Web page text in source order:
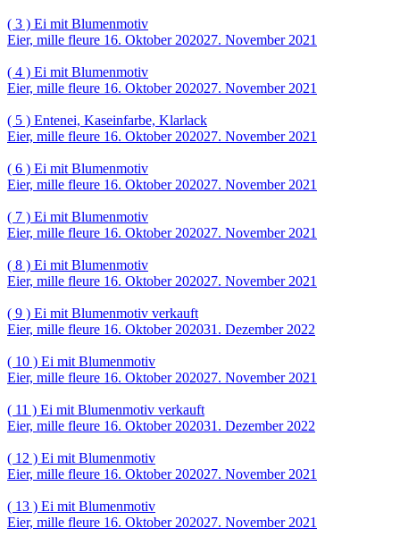
( 3 ) Ei mit Blumenmotiv
Eier, mille fleure 16. Oktober 202027. November 2021
( 4 ) Ei mit Blumenmotiv
Eier, mille fleure 16. Oktober 202027. November 2021
( 5 ) Entenei, Kaseinfarbe, Klarlack
Eier, mille fleure 16. Oktober 202027. November 2021
( 6 ) Ei mit Blumenmotiv
Eier, mille fleure 16. Oktober 202027. November 2021
( 7 ) Ei mit Blumenmotiv
Eier, mille fleure 16. Oktober 202027. November 2021
( 8 ) Ei mit Blumenmotiv
Eier, mille fleure 16. Oktober 202027. November 2021
( 9 ) Ei mit Blumenmotiv verkauft
Eier, mille fleure 16. Oktober 202031. Dezember 2022
( 10 ) Ei mit Blumenmotiv
Eier, mille fleure 16. Oktober 202027. November 2021
( 11 ) Ei mit Blumenmotiv verkauft
Eier, mille fleure 16. Oktober 202031. Dezember 2022
( 12 ) Ei mit Blumenmotiv
Eier, mille fleure 16. Oktober 202027. November 2021
( 13 ) Ei mit Blumenmotiv
Eier, mille fleure 16. Oktober 202027. November 2021